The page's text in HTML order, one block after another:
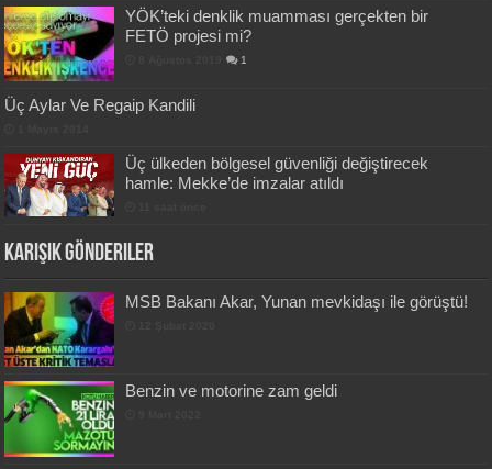
YÖK’teki denklik muamması gerçekten bir
FETÖ projesi mi?
1
Üç Aylar Ve Regaip Kandili
Üç ülkeden bölgesel güvenliği değiştirecek
hamle: Mekke’de imzalar atıldı
Karışık Gönderiler
MSB Bakanı Akar, Yunan mevkidaşı ile görüştü!
Benzin ve motorine zam geldi